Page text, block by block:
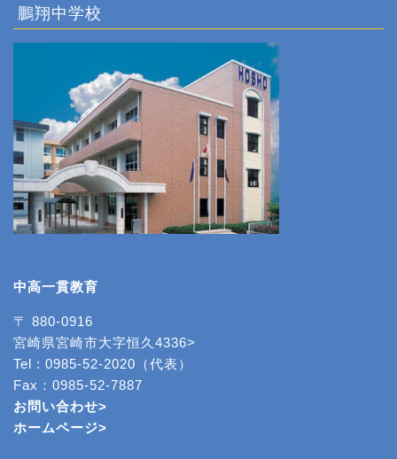
鵬翔中学校
中高一貫教育
〒 880-0916
宮崎県宮崎市大字恒久4336>
Tel : 0985-52-2020（代表）
Fax：0985-52-7887
お問い合わせ>
ホームページ>